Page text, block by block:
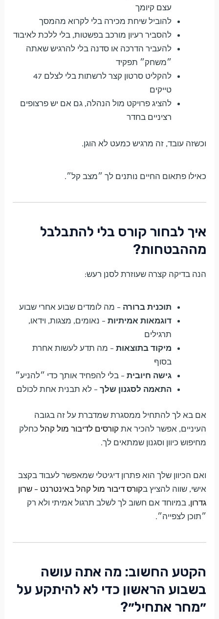
עצם קיומך
להוביל שיחת מכירה בלי לקרוא מהמסך
להסביר רעיון מורכב בפשטות, בלי ללכת לאיבוד
להעביר הדרכה או סדנה בלי להרגיש שאתה
״משחק״ תפקיד
להקליט סרטון קצר לרשתות בלי לצלם 47
טייקים
להציג פרויקט מול הנהלה, גם אם יש פרצופים
רציניים בחדר
וכשזה עובד, זה מרגיש כמעט לא הוגן.
כאילו פתאום החיים נותנים לך ״מצב קל״.
איך לבחור קורס בלי להתבלבל
מההבטחות?
הנה בדיקה קצרה שעוזרת לסנן רעש:
תוכנית ברורה – מה לומדים שבוע אחרי שבוע
דוגמאות אמיתיות – נאומים, מצגות, וידאו,
תרגילים
מיקוד בתוצאות – מה תדע לעשות אחרת
בסוף
גישה חיובית – בלי להפחיד אותך כדי ״להניע״
התאמה לסגנון שלך – לא תבנית אחת לכולם
אם בא לך להתחיל ממסגרת שמדברת על זה בגובה
העיניים, אפשר להכיר את קורסים לדיבור מול קהל כחלק
מחיפוש כיוון וסגנון שמתאים לך.
ואם הכיוון שלך הוא פתרון דיגיטלי שמאפשר לעבוד בקצב
אישי, שווה להציץ בקורס דיבור מול קהל באינטרנט – שרון
גדרון, במיוחד אם חשוב לך לשלב תרגול אמיתי ולא רק
״תוכן לצפייה״.
הקטע החשוב: מה אתה עושה
בשבוע הראשון כדי לא להיתקע על
״מחר אתחיל״?